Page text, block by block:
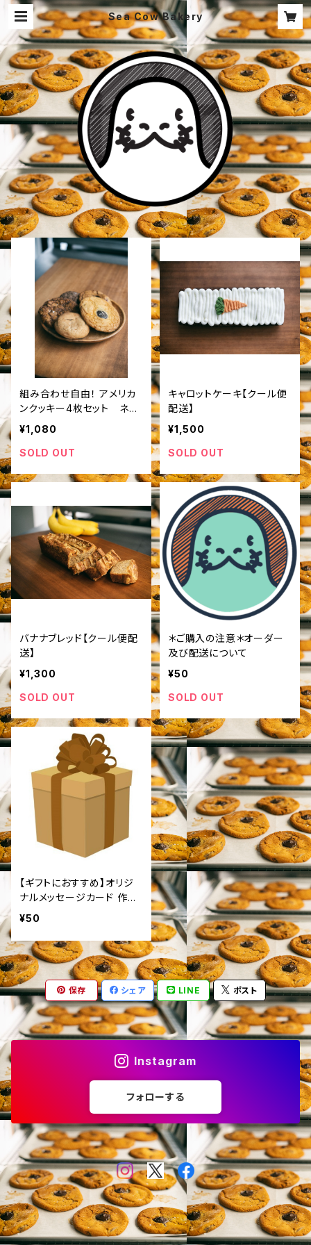
Sea Cow Bakery
組み合わせ自由！ アメリカ
ンクッキー4枚セット ネコ
ポス配送
¥1,080
SOLD OUT
キャロットケーキ【クール便
配送】
¥1,500
SOLD OUT
バナナブレッド【クール便配
送】
¥1,300
SOLD OUT
＊ご購入の注意＊オーダー
及び配送について
¥50
SOLD OUT
【ギフトにおすすめ】オリジ
ナルメッセージカード 作成
サービス
¥50
保存 シェア LINE ポスト
Instagram
フォローする